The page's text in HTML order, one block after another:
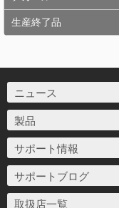
生産終了品
ニュース
製品
サポート情報
サポートブログ
取扱店一覧